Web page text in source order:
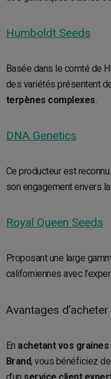
Humboldt Seeds
Basée dans le comté de
des variétés présentent
terpènes complexes.
DNA Genetics
Ce producteur est
son engagement envers
Royal Queen Seeds
Proposant une large
californiennes avec
Avantages
En achetant vos
Brand, vous bénéficiez